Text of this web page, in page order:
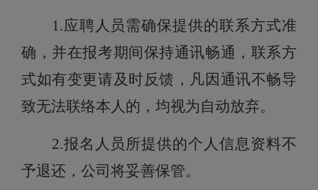
1.应聘人员需确保提供的联系方式准
确，并在报考期间保持通讯畅通，联系方
式如有变更请及时反馈，凡因通讯不畅导
致无法联络本人的，均视为自动放弃。
2.报名人员所提供的个人信息资料不
予退还，公司将妥善保管。